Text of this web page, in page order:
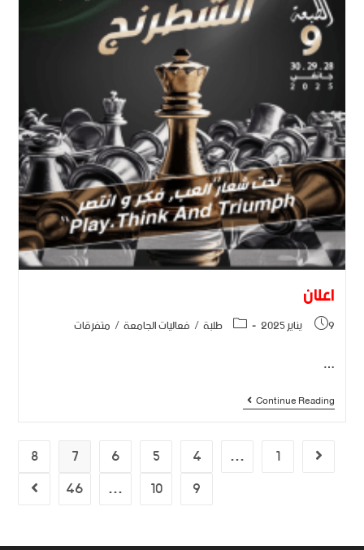
اعلان
9 يناير 2025 طلبة/ فعاليات الجامعة/ متفرقات
…
Continue Reading
1
…
4
5
6
7
8
9
10
…
46